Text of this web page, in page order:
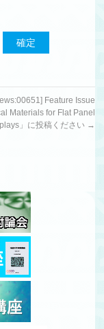
Feature Issue
Materials for Flat Panel
」に投稿ください →